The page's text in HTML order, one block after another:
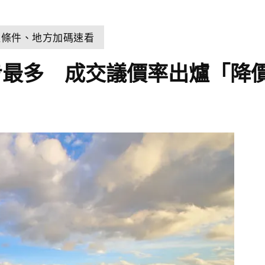
件、地方加碼速看
多 成交議價率出爐「降